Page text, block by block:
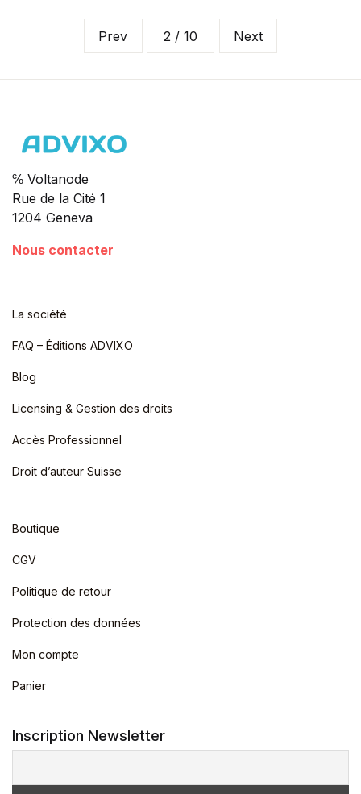
Prev 2 / 10 Next
℅ Voltanode
Rue de la Cité 1
1204 Geneva
Nous contacter
La société
FAQ – Éditions ADVIXO
Blog
Licensing & Gestion des droits
Accès Professionnel
Droit d’auteur Suisse
Boutique
CGV
Politique de retour
Protection des données
Mon compte
Panier
Inscription Newsletter